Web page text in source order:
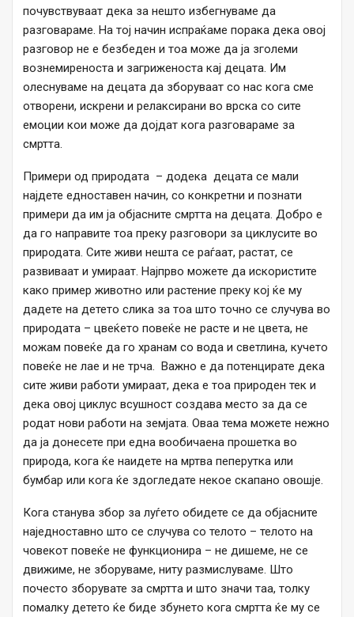
почувствуваат дека за нешто избегнуваме да
разговараме. На тој начин испраќаме порака дека овој
разговор не е безбеден и тоа може да ја зголеми
вознемиреноста и загриженоста кај децата. Им
олеснуваме на децата да зборуваат со нас кога сме
отворени, искрени и релаксирани во врска со сите
емоции кои може да дојдат кога разговараме за
смртта.
Примери од природата – додека децата се мали
најдете едноставен начин, со конкретни и познати
примери да им ја објасните смртта на децата. Добро е
да го направите тоа преку разговори за циклусите во
природата. Сите живи нешта се раѓаат, растат, се
развиваат и умираат. Најпрво можете да искористите
како пример животно или растение преку кој ќе му
дадете на детето слика за тоа што точно се случува во
природата – цвеќето повеќе не расте и не цвета, не
можам повеќе да го хранам со вода и светлина, кучето
повеќе не лае и не трча. Важно е да потенцирате дека
сите живи работи умираат, дека е тоа природен тек и
дека овој циклус всушност создава место за да се
родат нови работи на земјата. Оваа тема можете нежно
да ја донесете при една вообичаена прошетка во
природа, кога ќе наидете на мртва пеперутка или
бумбар или кога ќе здогледате некое скапано овошје.
Кога станува збор за луѓето обидете се да објасните
наједноставно што се случува со телото – телото на
човекот повеќе не функционира – не дишеме, не се
движиме, не зборуваме, ниту размислуваме. Што
почесто зборувате за смртта и што значи таа, толку
помалку детето ќе биде збунето кога смртта ќе му се